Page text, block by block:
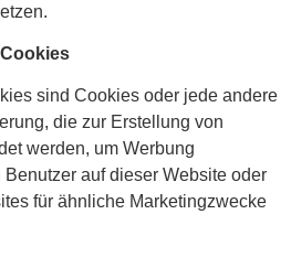
sind Cookies oder jede andere
die zur Erstellung von
werden, um Werbung
auf dieser Website oder
für ähnliche Marketingzwecke